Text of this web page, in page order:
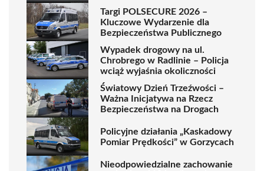
Targi POLSECURE 2026 –
Kluczowe Wydarzenie dla
Bezpieczeństwa Publicznego
Wypadek drogowy na ul.
Chrobrego w Radlinie – Policja
wciąż wyjaśnia okoliczności
Światowy Dzień Trzeźwości –
Ważna Inicjatywa na Rzecz
Bezpieczeństwa na Drogach
Policyjne działania „Kaskadowy
Pomiar Prędkości” w Gorzycach
Nieodpowiedzialne zachowanie